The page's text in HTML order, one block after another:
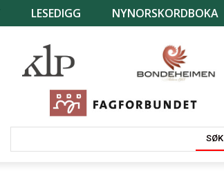
LESEDIGG NYNORSKORDBOKA
SØK